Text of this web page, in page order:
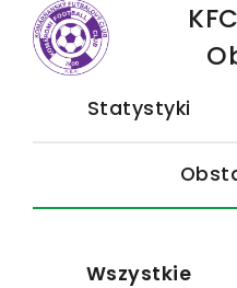
QUIZY
GRY
SUBSKRYPCJA
Statystyki
Wszystkie